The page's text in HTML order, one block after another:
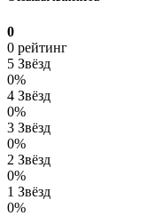
0
0 рейтинг
5 Звёзд
0%
4 Звёзд
0%
3 Звёзд
0%
2 Звёзд
0%
1 Звёзд
0%